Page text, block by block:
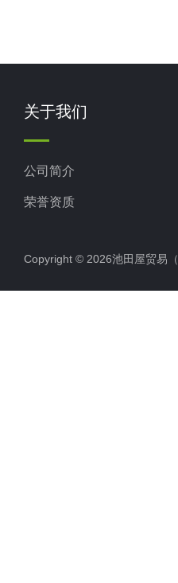
关于我们
公司简介
荣誉资质
Copyright © 2026池田屋贸易